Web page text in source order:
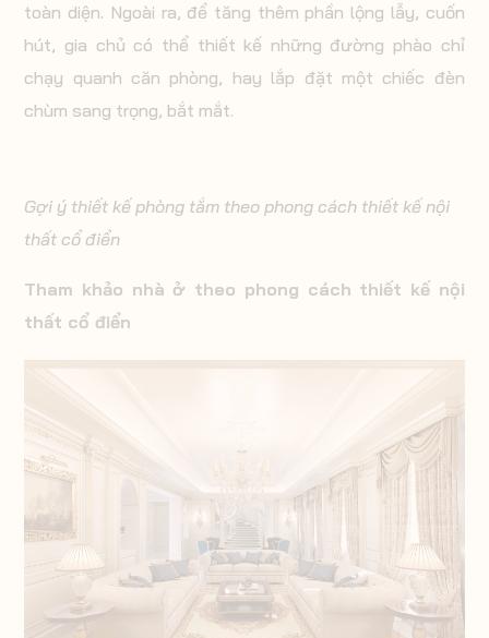
toàn diện. Ngoài ra, để tăng thêm phần lộng lẫy, cuốn
hút, gia chủ có thể thiết kế những đường phào chỉ
chạy quanh căn phòng, hay lắp đặt một chiếc đèn
chùm sang trọng, bắt mắt.
Gợi ý thiết kế phòng tắm theo phong cách thiết kế nội
thất cổ điển
Tham khảo nhà ở theo phong cách thiết kế nội
thất cổ điển